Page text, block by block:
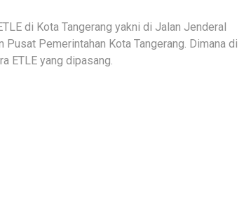
di Kota Tangerang yakni di Jalan Jenderal
Pemerintahan Kota Tangerang. Dimana di
ETLE yang dipasang.